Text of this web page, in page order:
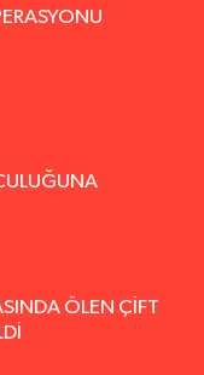
ÖLEN ÇİFT